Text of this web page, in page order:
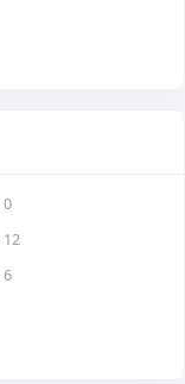
0
12
6